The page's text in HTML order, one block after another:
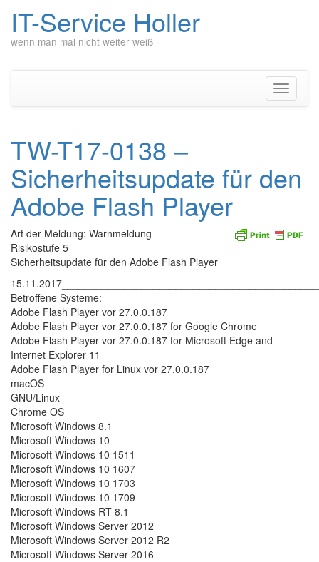
IT-Service Holler
wenn man mal nicht weiter weiß
TW-T17-0138 –
Sicherheitsupdate für den
Adobe Flash Player
Art der Meldung: Warnmeldung
Risikostufe 5
Sicherheitsupdate für den Adobe Flash Player
Betroffene Systeme:
Adobe Flash Player vor 27.0.0.187
Adobe Flash Player vor 27.0.0.187 for Google Chrome
Adobe Flash Player vor 27.0.0.187 for Microsoft Edge and
Internet Explorer 11
Adobe Flash Player for Linux vor 27.0.0.187
macOS
GNU/Linux
Chrome OS
Microsoft Windows 8.1
Microsoft Windows 10
Microsoft Windows 10 1511
Microsoft Windows 10 1607
Microsoft Windows 10 1703
Microsoft Windows 10 1709
Microsoft Windows RT 8.1
Microsoft Windows Server 2012
Microsoft Windows Server 2012 R2
Microsoft Windows Server 2016